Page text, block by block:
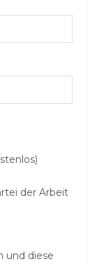
der Arbeit
und diese